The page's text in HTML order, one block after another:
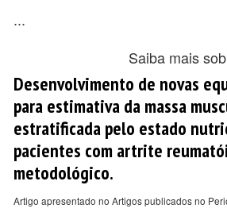
...
Saiba mais
Desenvolvimento de novas
para estimativa da massa
estratificada pelo estado
pacientes com artrite
metodológico.
Artigo apresentado no Artigos publicados no